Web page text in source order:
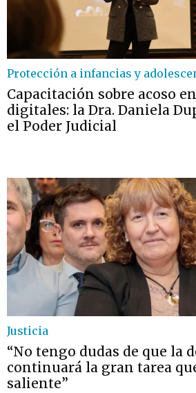
Protección a infancias y
Capacitación sobre acoso
digitales: la Dra. Daniela
el Poder Judicial
Justicia
“No tengo dudas de que la
continuará la gran tarea
saliente”